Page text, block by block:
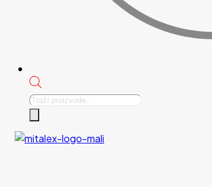
Products
search